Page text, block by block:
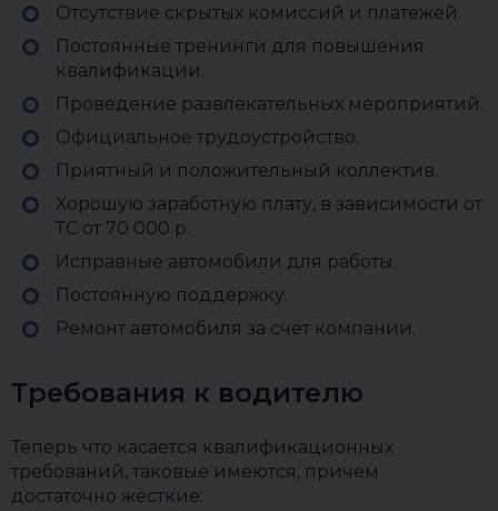
Отсутствие скрытых комиссий и платежей.
Постоянные тренинги для повышения
квалификации.
Проведение развлекательных мероприятий.
Официальное трудоустройство.
Приятный и положительный коллектив.
Хорошую заработную плату, в зависимости от
ТС от 70 000 р.
Исправные автомобили для работы.
Постоянную поддержку.
Ремонт автомобиля за счёт компании.
Требования к водителю
Теперь что касается квалификационных
требований, таковые имеются, причем
достаточно жёсткие: